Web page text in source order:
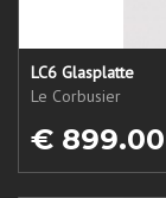
LC6 Glasplatte
Le Corbusier
€ 899.00